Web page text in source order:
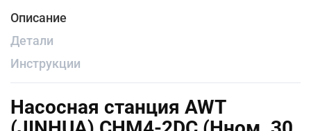
Описание
Детали
Инструкции
Насосная станция AWT